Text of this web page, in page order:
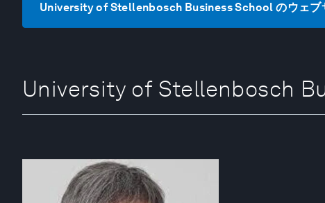
University of Stellenbosch Business School のウェブ
University of Stellenbosch